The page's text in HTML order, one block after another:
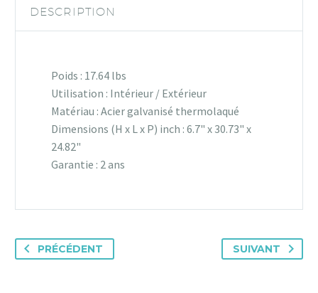
DESCRIPTION
Poids : 17.64 lbs
Utilisation : Intérieur / Extérieur
Matériau : Acier galvanisé thermolaqué
Dimensions (H x L x P) inch : 6.7" x 30.73" x
24.82"
Garantie : 2 ans
PRÉCÉDENT SUIVANT